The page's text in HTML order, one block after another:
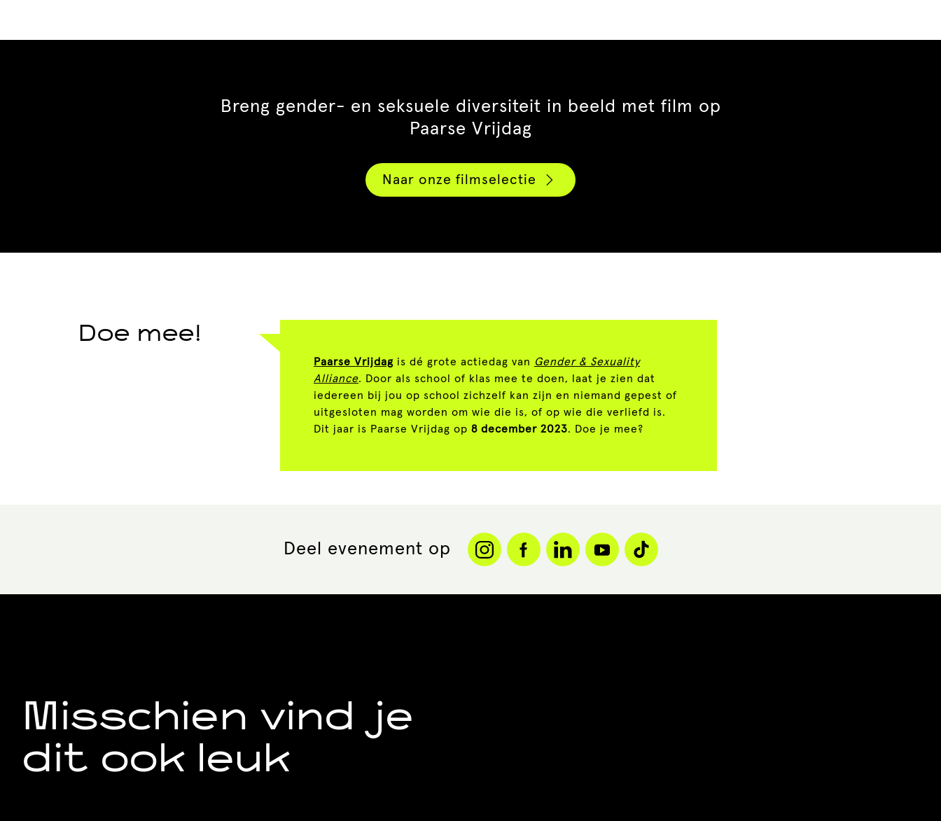
Breng gender- en seksuele diversiteit in beeld met film op
Paarse Vrijdag
Naar onze filmselectie
Doe mee!
Paarse Vrijdag is dé grote actiedag van Gender & Sexuality
Alliance. Door als school of klas mee te doen, laat je zien dat
iedereen bij jou op school zichzelf kan zijn en niemand gepest of
uitgesloten mag worden om wie die is, of op wie die verliefd is.
Dit jaar is Paarse Vrijdag op 8 december 2023. Doe je mee?
Deel evenement op
Misschien vind je
dit ook leuk